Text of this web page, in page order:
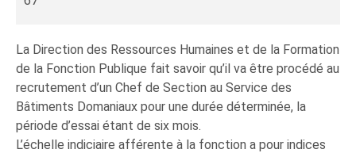
La Direction des Ressources Humaines et de la Formation
de la Fonction Publique fait savoir qu’il va être procédé au
recrutement d’un Chef de Section au Service des
Bâtiments Domaniaux pour une durée déterminée, la
période d’essai étant de six mois.
L’échelle indiciaire afférente à la fonction a pour indices